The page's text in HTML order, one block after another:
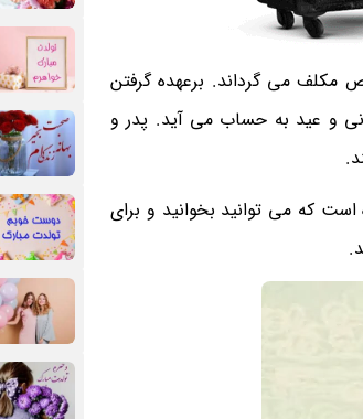
می گرداند. برعهده گرفتن
و عید به حساب می آید. پدر و
که می توانید بخوانید و برای